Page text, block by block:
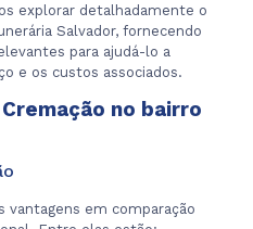
explorar detalhadamente o
Salvador, fornecendo
para ajudá-lo a
e os custos associados.
no bairro
vantagens em comparação